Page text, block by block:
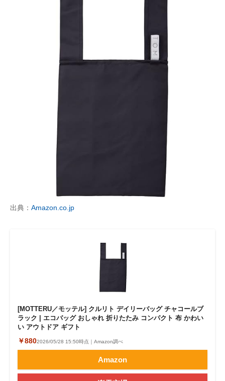
出典： Amazon.co.jp
[MOTTERU／モッテル] クルリト デイリーバッグ チャコールブ
ラック | エコバッグ おしゃれ 折りたたみ コンパクト 布 かわい
い アウトドア ギフト
￥8802026/05/28 15:50時点｜Amazon調べ
Amazon